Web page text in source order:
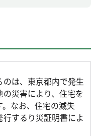
は、東京都内で発生
の災害により、住宅を
なお、住宅の滅失
するり災証明書によ